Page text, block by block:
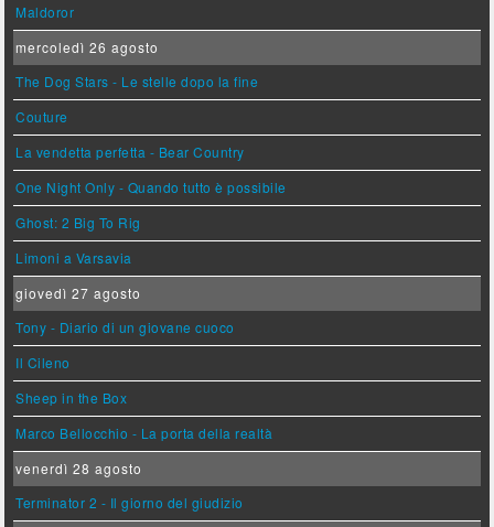
Maldoror
mercoledì 26 agosto
The Dog Stars - Le stelle dopo la fine
Couture
La vendetta perfetta - Bear Country
One Night Only - Quando tutto è possibile
Ghost: 2 Big To Rig
Limoni a Varsavia
giovedì 27 agosto
Tony - Diario di un giovane cuoco
Il Cileno
Sheep in the Box
Marco Bellocchio - La porta della realtà
venerdì 28 agosto
Terminator 2 - Il giorno del giudizio